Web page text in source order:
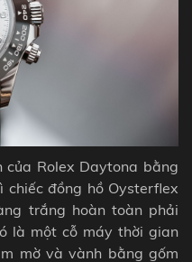
của Rolex Daytona bằng
đồng hồ Oysterflex
trắng hoàn toàn phải
là một cỗ máy thời gian
mờ và vành bằng gốm